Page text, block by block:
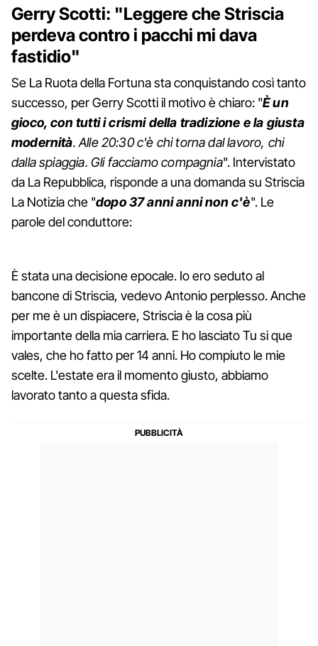
Gerry Scotti: "Leggere che Striscia
perdeva contro i pacchi mi dava
fastidio"
Se La Ruota della Fortuna sta conquistando così tanto
successo, per Gerry Scotti il motivo è chiaro: "È un
gioco, con tutti i crismi della tradizione e la giusta
modernità. Alle 20:30 c'è chi torna dal lavoro, chi
dalla spiaggia. Gli facciamo compagnia". Intervistato
da La Repubblica, risponde a una domanda su Striscia
La Notizia che "dopo 37 anni anni non c'è". Le
parole del conduttore:
È stata una decisione epocale. Io ero seduto al
bancone di Striscia, vedevo Antonio perplesso. Anche
per me è un dispiacere, Striscia è la cosa più
importante della mia carriera. E ho lasciato Tu si que
vales, che ho fatto per 14 anni. Ho compiuto le mie
scelte. L'estate era il momento giusto, abbiamo
lavorato tanto a questa sfida.